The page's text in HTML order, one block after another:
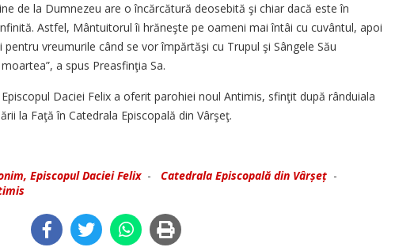
de la Dumnezeu are o încărcătură deosebită şi chiar dacă este în
Astfel, Mântuitorul îi hrăneşte pe oameni mai întâi cu cuvântul, apoi
vreumurile când se vor împărtăşi cu Trupul şi Sângele Său
a spus Preasfinţia Sa.
Daciei Felix a oferit parohiei noul Antimis, sfinţit după rânduiala
la Faţă în Catedrala Episcopală din Vârşeţ.
Episcopul Daciei Felix- Catedrala Episcopală din Vârșeț -